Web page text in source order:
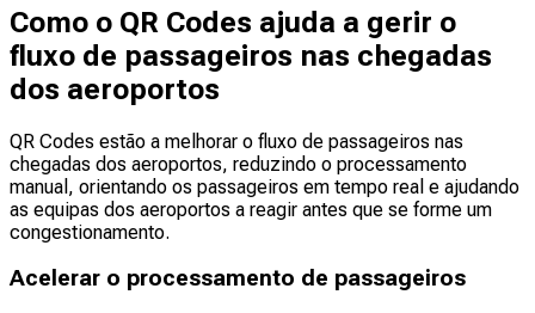
Como o QR Codes ajuda a gerir o
fluxo de passageiros nas chegadas
dos aeroportos
QR Codes estão a melhorar o fluxo de passageiros nas
chegadas dos aeroportos, reduzindo o processamento
manual, orientando os passageiros em tempo real e ajudando
as equipas dos aeroportos a reagir antes que se forme um
congestionamento.
Acelerar o processamento de passageiros